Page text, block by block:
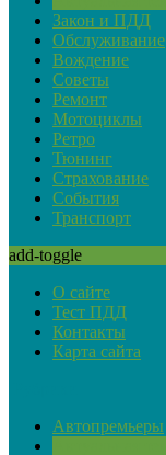
Закон и ПДД
Обслуживание
Вождение
Советы
Ремонт
Мотоциклы
Ретро
Тюнинг
Страхование
События
Транспорт
add-toggle
О сайте
Тест ПДД
Контакты
Карта сайта
Автопремьеры